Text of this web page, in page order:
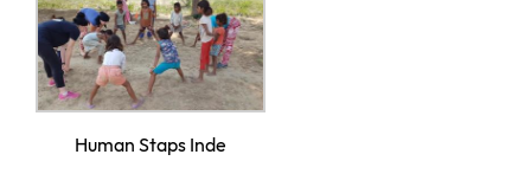
Human Staps Inde